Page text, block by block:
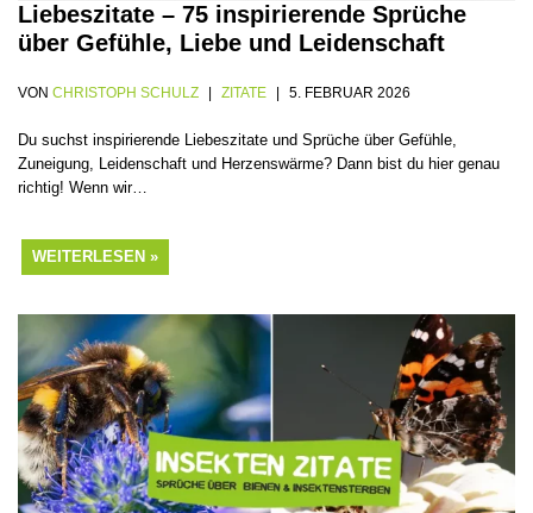
Liebeszitate – 75 inspirierende Sprüche
über Gefühle, Liebe und Leidenschaft
VON CHRISTOPH SCHULZ ZITATE 5. FEBRUAR 2026
Du suchst inspirierende Liebeszitate und Sprüche über Gefühle,
Zuneigung, Leidenschaft und Herzenswärme? Dann bist du hier genau
richtig! Wenn wir…
WEITERLESEN »